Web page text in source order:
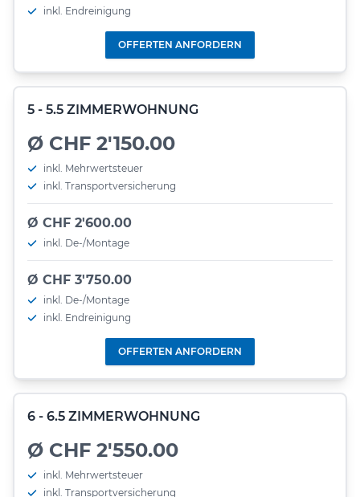
inkl. Endreinigung
OFFERTEN ANFORDERN
5 - 5.5 ZIMMERWOHNUNG
Ø CHF 2'150.00
inkl. Mehrwertsteuer
inkl. Transportversicherung
Ø CHF 2'600.00
inkl. De-/Montage
Ø CHF 3'750.00
inkl. De-/Montage
inkl. Endreinigung
OFFERTEN ANFORDERN
6 - 6.5 ZIMMERWOHNUNG
Ø CHF 2'550.00
inkl. Mehrwertsteuer
inkl. Transportversicherung